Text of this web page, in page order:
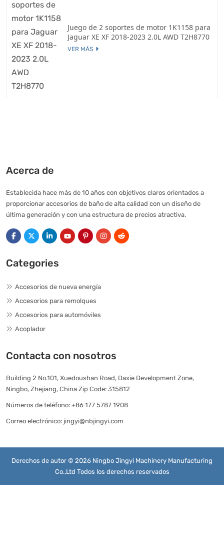
Juego de 2 soportes de motor 1K1158 para
Jaguar XE XF 2018-2023 2.0L AWD T2H8770
VER MÁS
Acerca de
Establecida hace más de 10 años con objetivos claros orientados a
proporcionar accesorios de baño de alta calidad con un diseño de
última generación y con una estructura de precios atractiva.
Categories
Accesorios de nueva energía
Accesorios para remolques
Accesorios para automóviles
Acoplador
Contacta con nosotros
Building 2 No.101, Xuedoushan Road, Daxie Development Zone,
Ningbo, Zhejiang, China Zip Code: 315812
Números de teléfono: +86 177 5787 1908
Correo electrónico: jingyi@nbjingyi.com
Derechos de autor © 2026 Ningbo Jingyi Machinery Manufacturing
Co.,Ltd Todos los derechos reservados